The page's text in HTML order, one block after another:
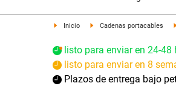
Inicio Cadenas portacables
listo para enviar en 24-48
listo para enviar en 8
Plazos de entrega bajo